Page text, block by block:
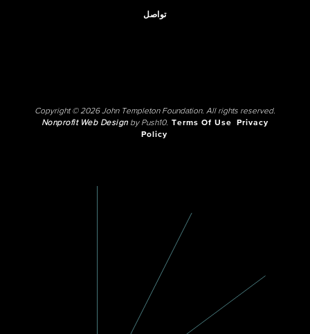
تواصل
Copyright © 2026 John Templeton Foundation. All rights reserved.
Nonprofit Web Designby Push10. Terms Of Use
Privacy
Policy